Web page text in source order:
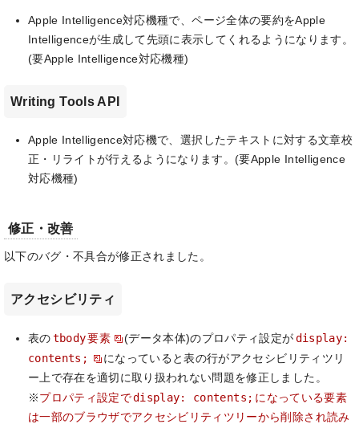
Apple Intelligence対応機種で、ページ全体の要約をApple
Intelligenceが生成して先頭に表示してくれるようになります。
(要Apple Intelligence対応機種)
Writing Tools API
Apple Intelligence対応機で、選択したテキストに対する文章校
正・リライトが行えるようになります。(要Apple Intelligence
対応機種)
修正・改善
以下のバグ・不具合が修正されました。
アクセシビリティ
表の tbody要素 (データ本体)のプロパティ設定が display:
contents;
になっていると表の行がアクセシビリティツリ
ー上で存在を適切に取り扱われない問題を修正しました。
※ プロパティ設定でdisplay: contents; になっている要素
は一部のブラウザでアクセシビリティツリーから削除され読み